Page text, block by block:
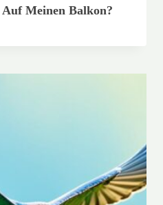
Meinen Balkon?